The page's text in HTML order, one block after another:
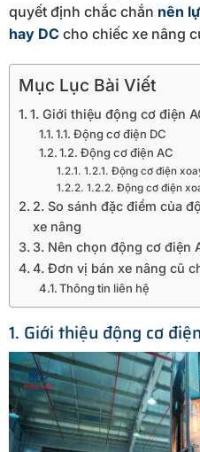
quyết định chắc chắn nên
hay DC cho chiếc xe nâng
Mục Lục Bài Viết
1. Giới thiệu động cơ điện
1.1. Động cơ điện DC
1.2. Động cơ điện AC
1.2.1. Động cơ điện
1.2.2. Động cơ điện
2. So sánh đặc điểm của
xe nâng
3. Nên chọn động cơ điện
4. Đơn vị bán xe nâng cũ
Thông tin liên hệ
1. Giới thiệu động cơ